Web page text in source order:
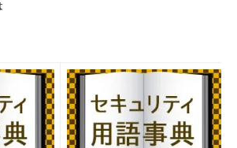
ションといえば会話が大事じゃない
しれません。確かに、会話はコミュニケー
システム開発のような複雑な集団活動を目
会話だけがコミュニケーションの手段とな
会話の結果をドキュメントとして文字
、大勢の人たちが誤解なく情報を共有する
す。またトータルコストとして考えた場合